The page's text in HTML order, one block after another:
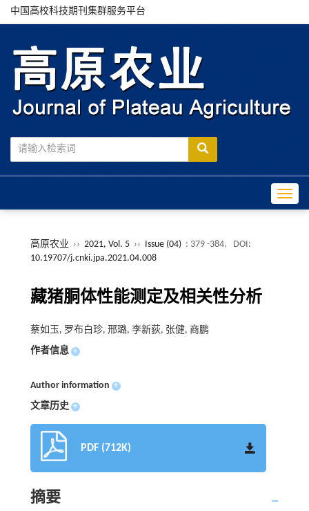
中国高校科技期刊集群服务平台
高原农业 ›› 2021, Vol. 5 ›› Issue (04) : 379 -384.
DOI:
10.19707/j.cnki.jpa.2021.04.008
藏猪胴体性能测定及相关性分析
蔡如玉, 罗布白珍, 邢璐, 李新荻, 张健, 商鹏
作者信息 +
Author information +
文章历史 +
PDF (712K)
摘要